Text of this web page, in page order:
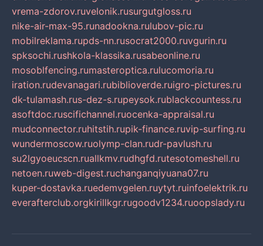
vrema-zdorov.ruvelonik.rusurgutgloss.ru
nike-air-max-95.runadookna.rulubov-pic.ru
mobilreklama.rupds-nn.rusocrat2000.ruvgurin.ru
spksochi.rushkola-klassika.rusabeonline.ru
mosoblfencing.rumasteroptica.rulucomoria.ru
iration.rudevanagari.rubiblioverde.ruigro-pictures.ru
dk-tulamash.rus-dez-s.rupeysok.rublackcountess.ru
asoftdoc.ruscifichannel.ruocenka-appraisal.ru
mudconnector.ruhitstih.rupik-finance.ruvip-surfing.ru
wundermoscow.ruolymp-clan.rudr-pavlush.ru
su2lgyoeucscn.ruallkmv.rudhgfd.rutesotomeshell.ru
netoen.ruweb-digest.ruchanganqiyuana07.ru
kuper-dostavka.ruedemvgelen.ruytyt.ruinfoelektrik.ru
everafterclub.orgkirillkgr.rugoodv1234.ruoopslady.ru